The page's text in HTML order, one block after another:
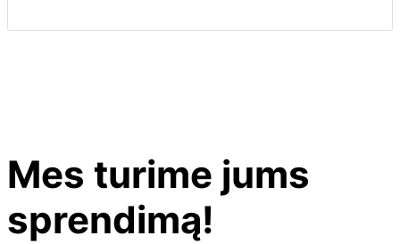
Mes turime jums
sprendimą!